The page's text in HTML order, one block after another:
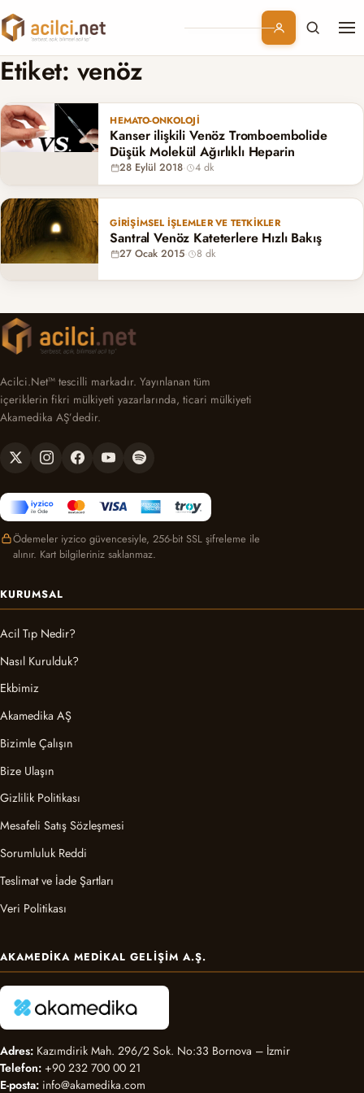
Branşlar
Konular
Kurumsal
Abonelik
Etiket: venöz
HEMATO-ONKOLOJI
Kanser ilişkili Venöz Tromboembolide
Düşük Molekül Ağırlıklı Heparin
28 Eylül 2018· 4 dk
GIRIŞIMSEL İŞLEMLER VE TETKIKLER
Santral Venöz Kateterlere Hızlı Bakış
27 Ocak 2015· 8 dk
Acilci.Net™ tescilli markadır. Yayınlanan tüm
içeriklerin fikri mülkiyeti yazarlarında, ticari mülkiyeti
Akamedika AŞ’dedir.
Ödemeler iyzico güvencesiyle, 256-bit SSL şifreleme ile
alınır. Kart bilgileriniz saklanmaz.
KURUMSAL
Acil Tıp Nedir?
Nasıl Kurulduk?
Ekbimiz
Akamedika AŞ
Bizimle Çalışın
Bize Ulaşın
Gizlilik Politikası
Mesafeli Satış Sözleşmesi
Sorumluluk Reddi
Teslimat ve İade Şartları
Veri Politikası
AKAMEDIKA MEDIKAL GELIŞIM A.Ş.
Adres: Kazımdirik Mah. 296/2 Sok. No:33 Bornova – İzmir
Telefon: +90 232 700 00 21
E-posta: info@akamedika.com